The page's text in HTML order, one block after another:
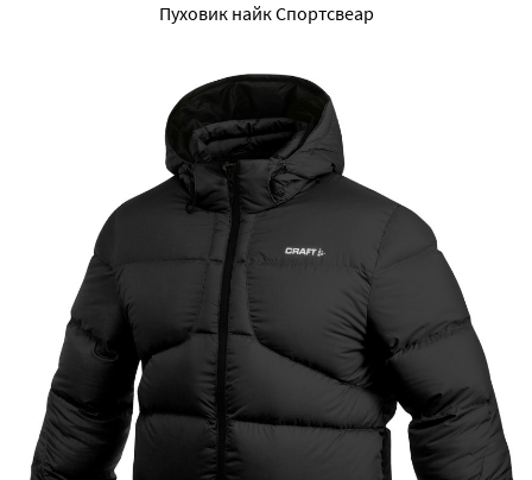
Пуховик найк Спортсвеар